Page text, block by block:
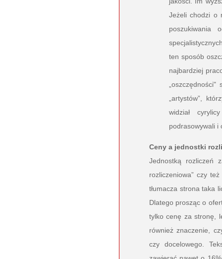
Jeżeli chodzi o
poszukiwania
ten sposób
najbardziej
„artystów”,
widział
podrasowywali
Ceny a jednostki
Jednostką rozliczeń
rozliczeniowa” czy
tłumacza strona taka
Dlatego prosząc o
tylko cenę za stronę,
również znaczenie,
czy docelowego.